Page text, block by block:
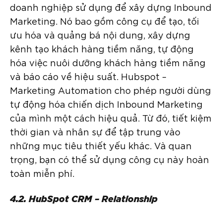
doanh nghiệp sử dụng để xây dựng Inbound
Marketing. Nó bao gồm công cụ để tạo, tối
ưu hóa và quảng bá nội dung, xây dựng
kênh tạo khách hàng tiềm năng, tự động
hóa việc nuôi dưỡng khách hàng tiềm năng
và báo cáo về hiệu suất. Hubspot –
Marketing Automation cho phép người dùng
tự động hóa chiến dịch Inbound Marketing
của mình một cách hiệu quả. Từ đó, tiết kiệm
thời gian và nhân sự để tập trung vào
những mục tiêu thiết yếu khác. Và quan
trọng, bạn có thể sử dụng công cụ này hoàn
toàn miễn phí.
4.2. HubSpot CRM – Relationship